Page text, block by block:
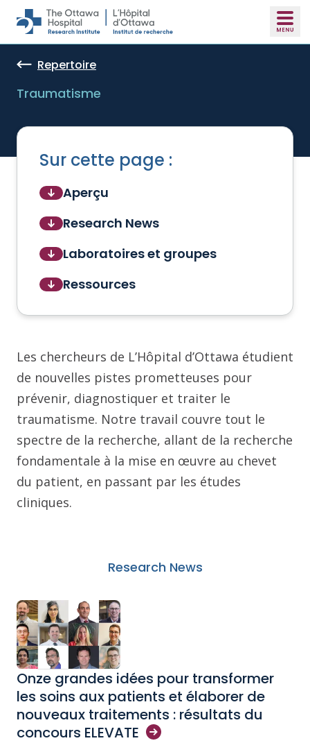
Skip to main content
Repertoire
Traumatisme
Sur cette page :
Aperçu
Research News
Laboratoires et groupes
Ressources
Les chercheurs de L’Hôpital d’Ottawa étudient
de nouvelles pistes prometteuses pour
prévenir, diagnostiquer et traiter le
traumatisme. Notre travail couvre tout le
spectre de la recherche, allant de la recherche
fondamentale à la mise en œuvre au chevet
du patient, en passant par les études
cliniques.
Research News
Onze grandes idées pour transformer
les soins aux patients et élaborer de
nouveaux traitements : résultats du
concours ELEVATE